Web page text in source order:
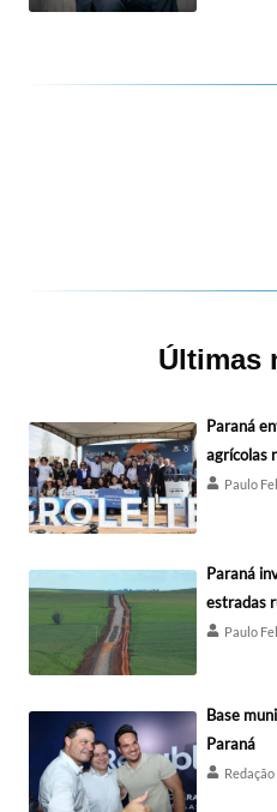
Últimas
Paraná
agrícolas
Paulo
Paraná
estradas
Paulo
Base
Paraná